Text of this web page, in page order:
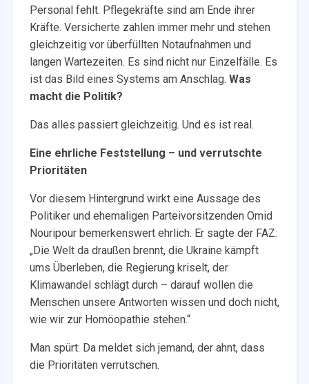
Personal fehlt. Pflegekräfte sind am Ende ihrer
Kräfte. Versicherte zahlen immer mehr und stehen
gleichzeitig vor überfüllten Notaufnahmen und
langen Wartezeiten. Es sind nicht nur Einzelfälle. Es
ist das Bild eines Systems am Anschlag. Was
macht die Politik?
Das alles passiert gleichzeitig. Und es ist real.
Eine ehrliche Feststellung – und verrutschte
Prioritäten
Vor diesem Hintergrund wirkt eine Aussage des
Politiker und ehemaligen Parteivorsitzenden Omid
Nouripour bemerkenswert ehrlich. Er sagte der FAZ:
„Die Welt da draußen brennt, die Ukraine kämpft
ums Überleben, die Regierung kriselt, der
Klimawandel schlägt durch – darauf wollen die
Menschen unsere Antworten wissen und doch nicht,
wie wir zur Homöopathie stehen.“
Man spürt: Da meldet sich jemand, der ahnt, dass
die Prioritäten verrutschen.